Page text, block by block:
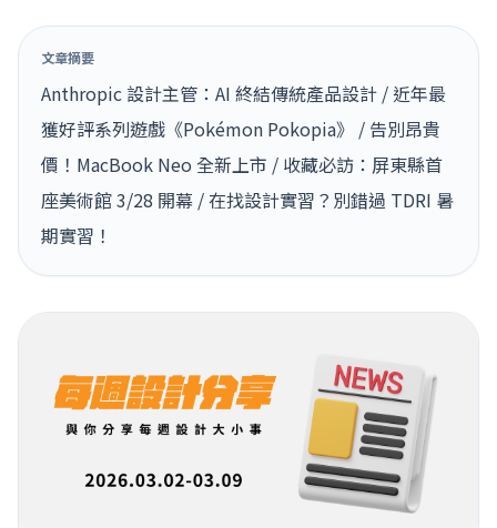
文章摘要
Anthropic 設計主管：AI 終結傳統產品設計 / 近年最
獲好評系列遊戲《Pokémon Pokopia》 / 告別昂貴
價！MacBook Neo 全新上市 / 收藏必訪：屏東縣首
座美術館 3/28 開幕 / 在找設計實習？別錯過 TDRI 暑
期實習！